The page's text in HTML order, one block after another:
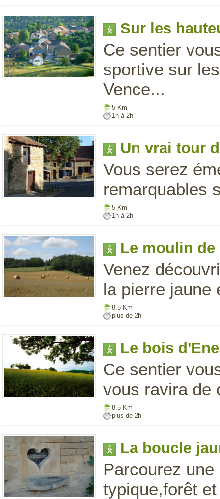
Sur les
Ce sentier
sportive sur
Vence...
5 Km
1h à 2h
Un vrai tour
Vous serez
remarquables
5 Km
1h à 2h
Le moulin de
Venez
la pierre jaune
8.5 Km
plus de 2h
Le bois
Ce sentier
vous ravira de
8.5 Km
plus de 2h
La boucle
Parcourez
typique,forêt